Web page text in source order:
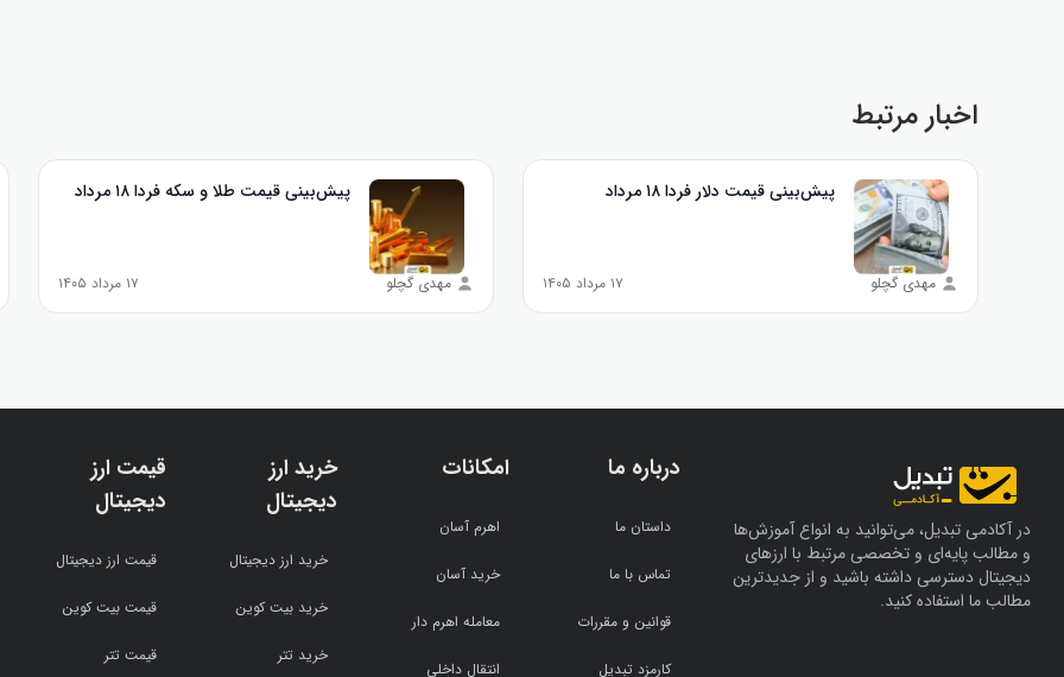
اخبار مرتبط
پیش‌بینی قیمت دلار فردا ۱۸ مرداد
مهدی گچلو ۱۷ مرداد ۱۴۰۵
پیش‌بینی قیمت طلا و سکه فردا ۱۸ مرداد
مهدی گچلو ۱۷ مرداد ۱۴۰۵
در آکادمی تبدیل، می‌توانید به انواع آموزش‌ها
و مطالب پایه‌ای و تخصصی مرتبط با ارزهای
دیجیتال دسترسی داشته باشید و از جدیدترین
مطالب ما استفاده کنید.
درباره ما
داستان ما
تماس با ما
قوانین و مقررات
کارمزد تبدیل
امکانات
اهرم آسان
خرید آسان
معامله اهرم دار
انتقال داخلی
خرید ارز
دیجیتال
خرید ارز دیجیتال
خرید بیت کوین
خرید تتر
قیمت ارز
دیجیتال
قیمت ارز دیجیتال
قیمت بیت کوین
قیمت تتر